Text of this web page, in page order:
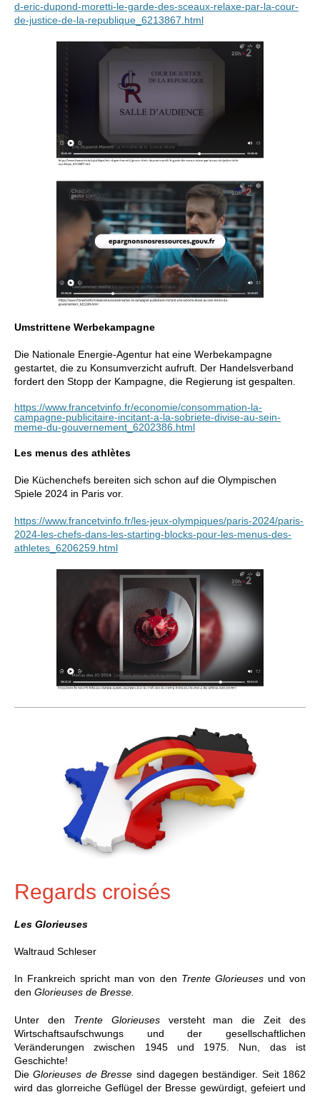
d-eric-dupond-moretti-le-garde-des-sceaux-relaxe-par-la-cour-
de-justice-de-la-republique_6213867.html
Umstrittene Werbekampagne
Die Nationale Energie-Agentur hat eine Werbekampagne
gestartet, die zu Konsumverzicht aufruft. Der Handelsverband
fordert den Stopp der Kampagne, die Regierung ist gespalten.
https://www.francetvinfo.fr/economie/consommation-la-
campagne-publicitaire-incitant-a-la-sobriete-divise-au-sein-
meme-du-gouvernement_6202386.html
Les menus des athlètes
Die Küchenchefs bereiten sich schon auf die Olympischen
Spiele 2024 in Paris vor.
https://www.francetvinfo.fr/les-jeux-olympiques/paris-2024/paris-
2024-les-chefs-dans-les-starting-blocks-pour-les-menus-des-
athletes_6206259.html
Regards croisés
Les Glorieuses
Waltraud Schleser
In Frankreich spricht man von den Trente Glorieusesund von
den Glorieuses de Bresse.
Unter den Trente Glorieusesversteht man die Zeit des
Wirtschaftsaufschwungs und der gesellschaftlichen
Veränderungen zwischen 1945 und 1975. Nun, das ist
Geschichte!
DieGlorieuses de Bresse sind dagegen beständiger. Seit 1862
wird das glorreiche Geflügel der Bresse gewürdigt, gefeiert und